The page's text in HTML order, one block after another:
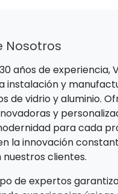
Nosotros
años de experiencia,
instalación y
de vidrio y aluminio.
y
para cada
la innovación
clientes.
de expertos